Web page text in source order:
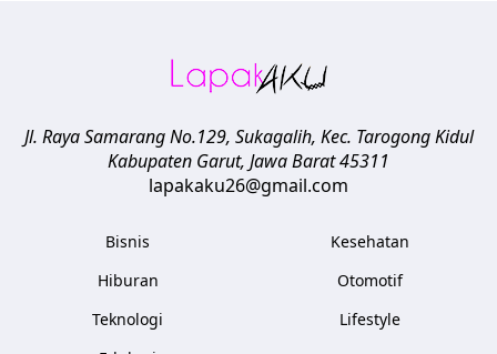
Jl. Raya Samarang No.129, Sukagalih, Kec. Tarogong Kidul
Kabupaten Garut, Jawa Barat45311
lapakaku26@gmail.com
Bisnis
Hiburan
Teknologi
Kesehatan
Otomotif
Lifestyle